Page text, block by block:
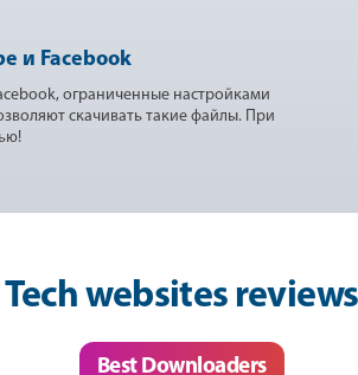
и Facebook
ограниченные настройками
скачивать такие файлы. При
Tech websites reviews
Best Downloaders